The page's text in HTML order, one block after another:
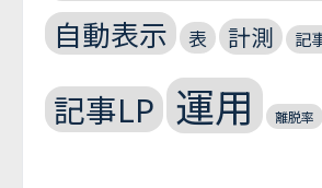
自動表示 表 計測 記
記事LP 運用 離脱率